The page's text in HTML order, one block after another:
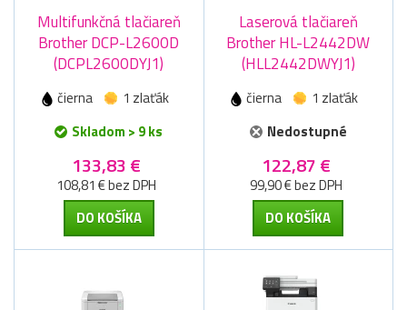
Multifunkčná tlačiareň
Brother DCP-L2600D
(DCPL2600DYJ1)
čierna
1 zlaťák
Skladom > 9 ks
133,83 €
108,81 € bez DPH
DO KOŠÍKA
Laserová tlačiareň
Brother HL-L2442DW
(HLL2442DWYJ1)
čierna
1 zlaťák
Nedostupné
122,87 €
99,90 € bez DPH
DO KOŠÍKA